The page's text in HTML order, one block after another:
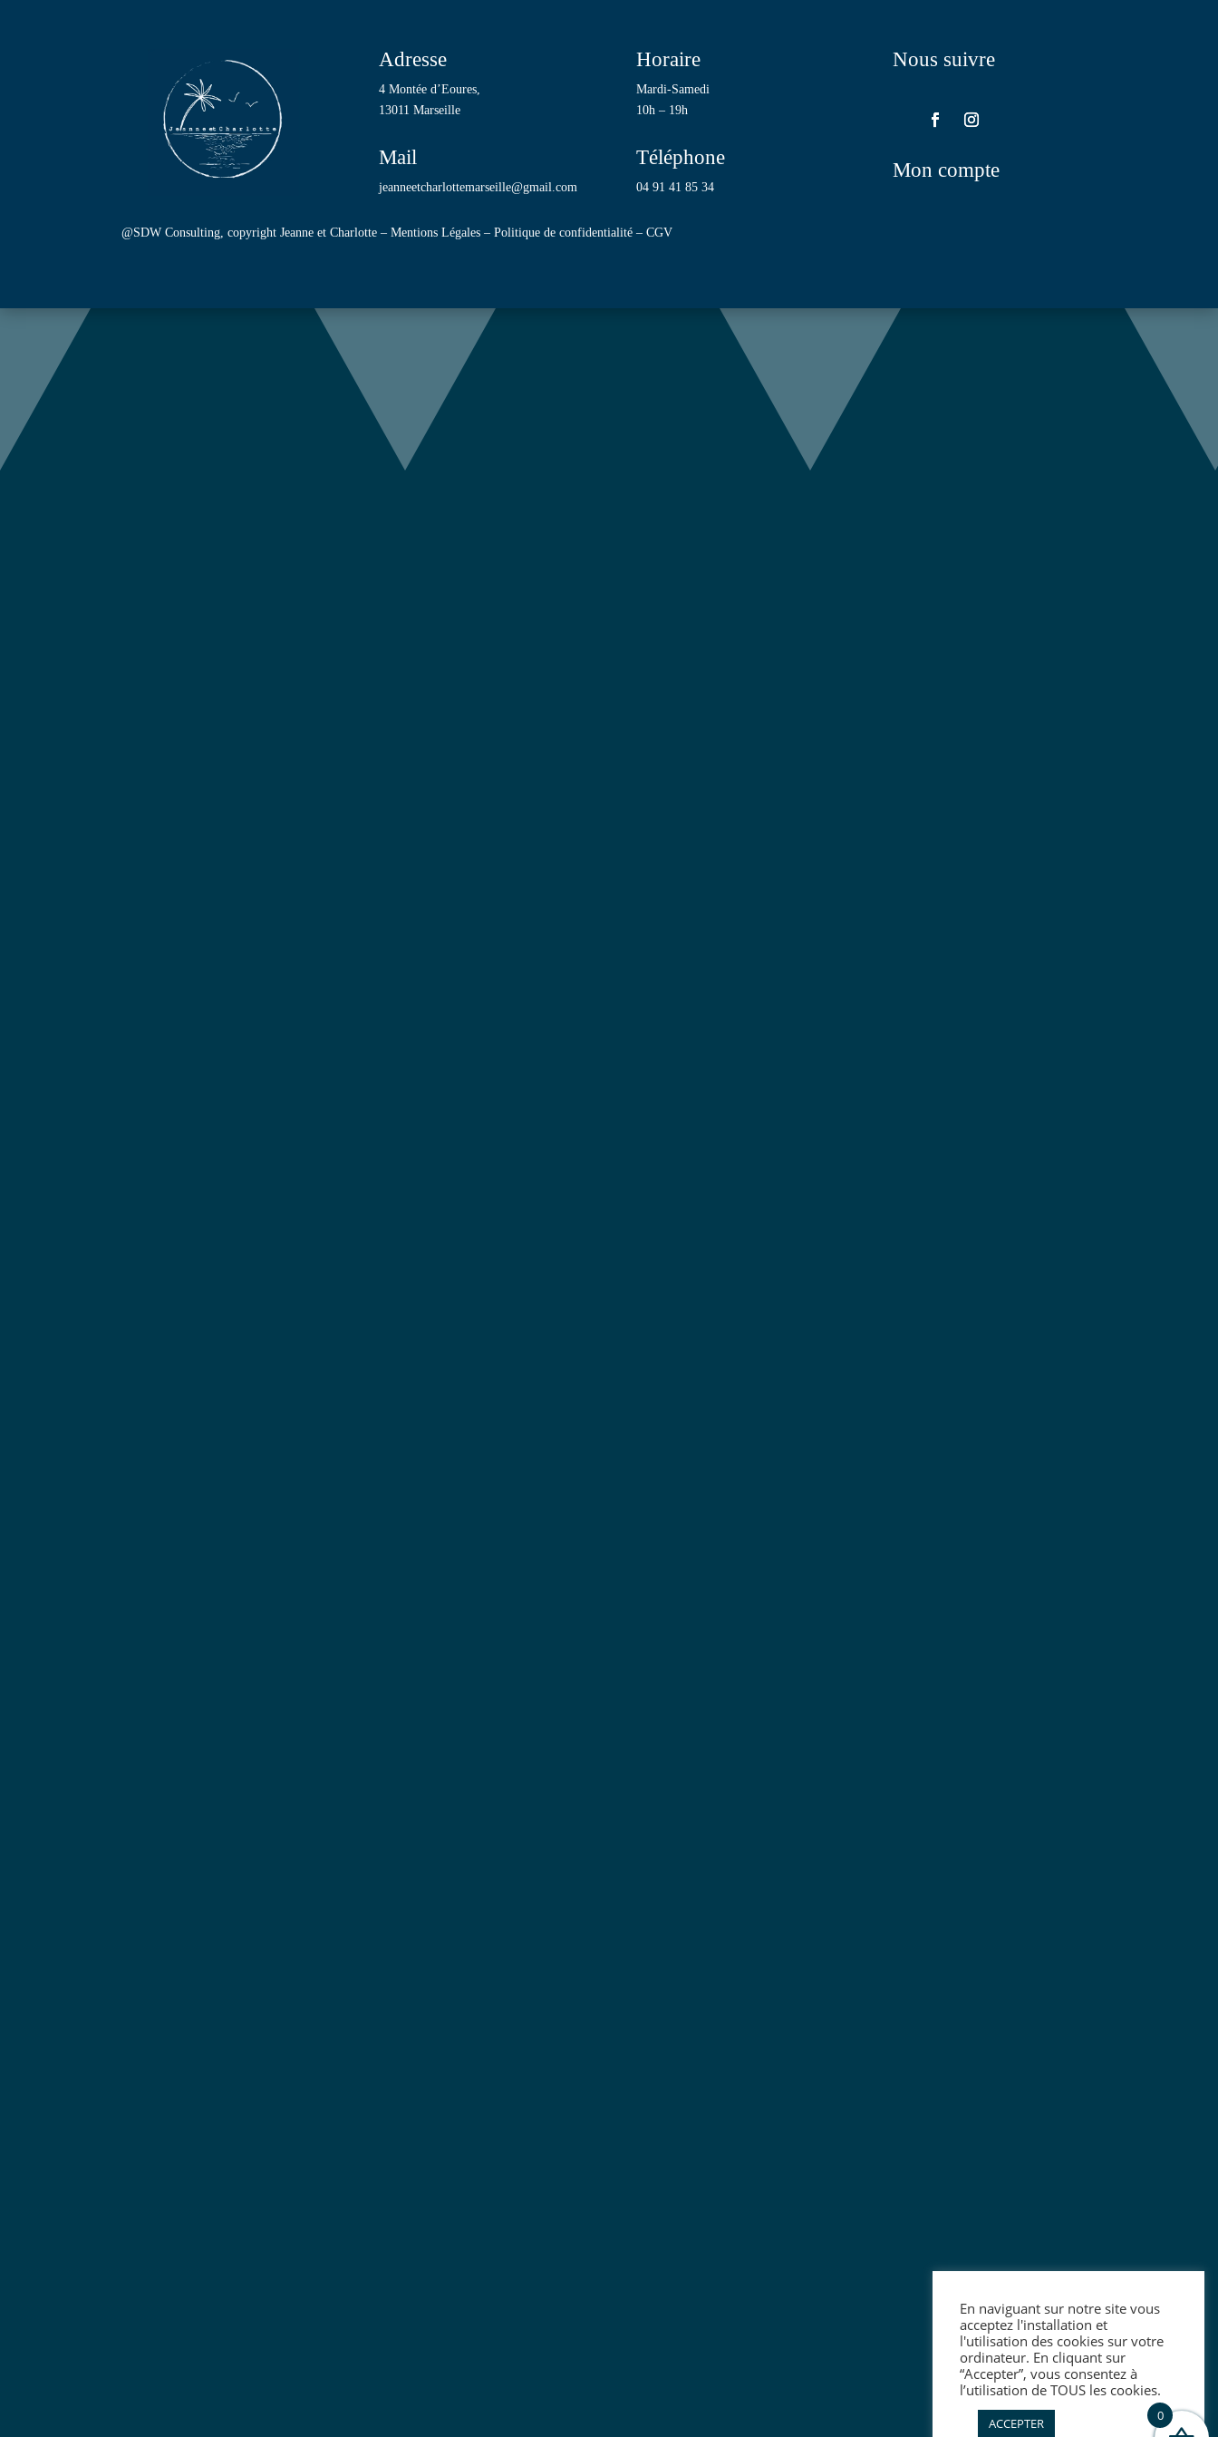
Adresse
4 Montée d’Eoures,
13011 Marseille
Mail
jeanneetcharlottemarseille@gmail.com
Horaire
Mardi-Samedi
10h – 19h
Téléphone
04 91 41 85 34
Nous suivre
Mon compte
@SDW Consulting , copyright Jeanne et Charlotte –Mentions Légales –Politique de confidentialité –CGV
En naviguant sur notre site vous
acceptez l'installation et
l'utilisation des cookies sur votre
ordinateur. En cliquant sur
“Accepter”, vous consentez à
l’utilisation de TOUS les cookies.
ACCEPTER 0